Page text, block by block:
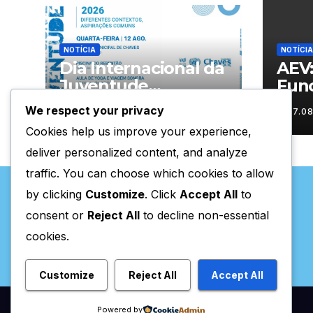
NOTÍCIA
Dia Internacional da
Juventude
celebrado em
Chaves com
atividades gratuitas
07.08.2026
NOTÍCIA
AEV:
de
Valpaços Online
We respect your privacy
Cookies help us improve your experience,
deliver personalized content, and analyze
traffic. You can choose which cookies to allow
by clicking Customize. Click Accept All to
consent or Reject All to decline non-essential
cookies.
Customize Reject All Accept All
Powered by